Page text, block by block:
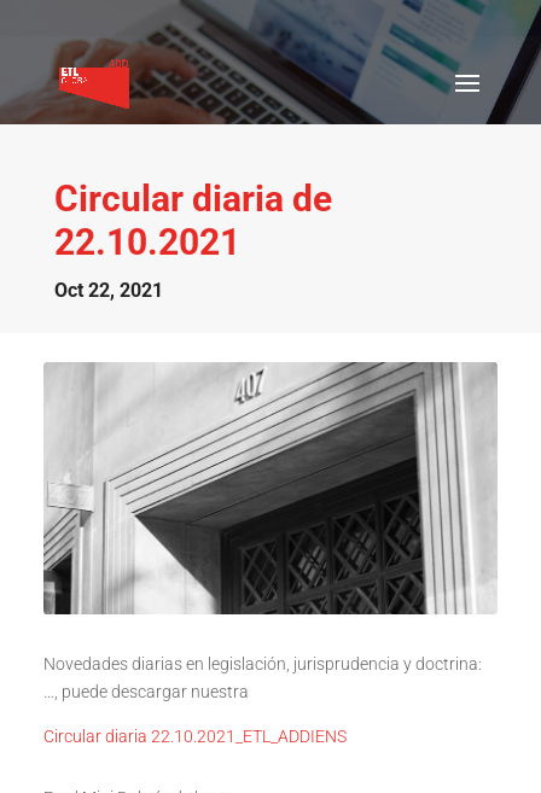
Circular diaria de
22.10.2021
Oct 22, 2021
Novedades diarias en legislación, jurisprudencia y doctrina:
…, puede descargar nuestra
Circular diaria 22.10.2021_ETL_ADDIENS